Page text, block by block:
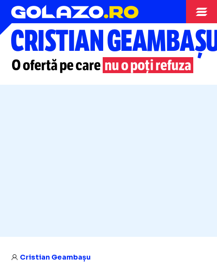
Opinii
CRISTIAN
O ofertă pe care nu o poți refuza
Cristian Geambașu